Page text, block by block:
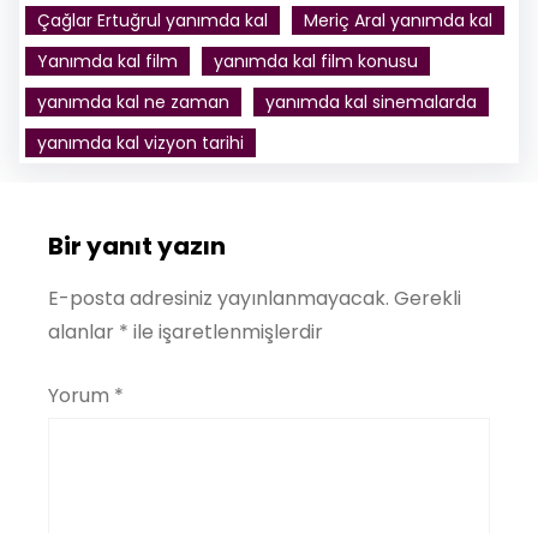
Çağlar Ertuğrul yanımda kal
Meriç Aral yanımda kal
Yanımda kal film
yanımda kal film konusu
yanımda kal ne zaman
yanımda kal sinemalarda
yanımda kal vizyon tarihi
Bir yanıt yazın
E-posta adresiniz yayınlanmayacak. Gerekli
alanlar * ile işaretlenmişlerdir
Yorum *